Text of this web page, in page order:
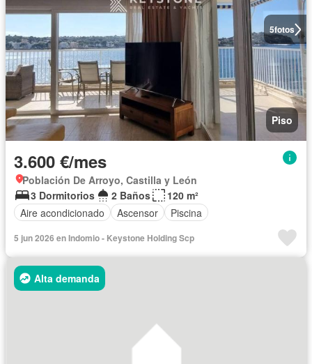
5fotos
Piso
3.600 €/mes
Población De Arroyo, Castilla y León
3 Dormitorios
2 Baños
120 m²
Aire acondicionado
Ascensor Piscina
5 jun 2026 en Indomio - Keystone Holding Scp
Alta demanda